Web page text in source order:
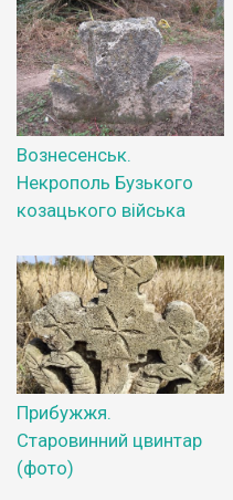
Вознесенськ.
Некрополь Бузького
козацького війська
Прибужжя.
Старовинний цвинтар
(фото)